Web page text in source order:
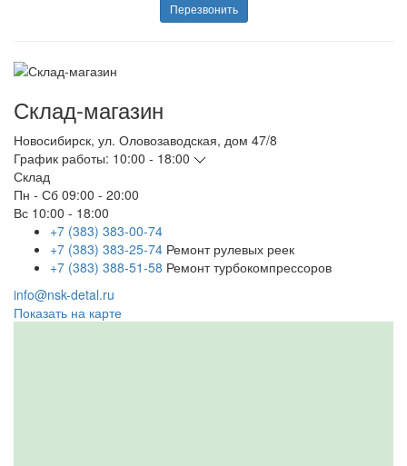
Перезвонить
Склад-магазин
Новосибирск, ул. Оловозаводская, дом 47/8
График работы: 10:00 - 18:00
Склад
Пн - Сб 09:00 - 20:00
Вс 10:00 - 18:00
+7 (383) 383-00-74
+7 (383) 383-25-74 Ремонт рулевых реек
+7 (383) 388-51-58 Ремонт турбокомпрессоров
info@nsk-detal.ru
Показать на карте